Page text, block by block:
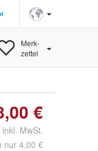
Merk-
zettel
€
MwSt.
nur 4,00 €